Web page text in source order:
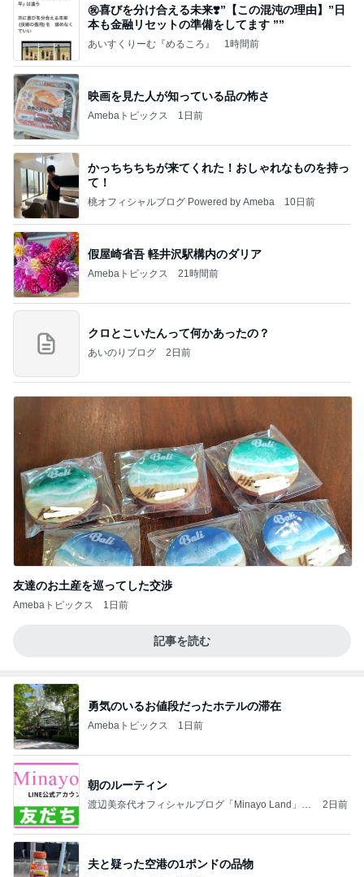
㊗️喜びを分け合える未来❣️”【この混沌の理由】”⽇
本も⾦融リセットの準備をしてます ””
あいすくりーむ『めるころ』 1時間前
映画を見た人が知っている品の怖さ
Amebaトピックス 1日前
かっちちちちが来てくれた！おしゃれなものを持っ
て！
桃オフィシャルブログ Powered by Ameba 10日前
假屋崎省吾 軽井沢駅構内のダリア
Amebaトピックス 21時間前
クロとこいたんって何かあったの？
あいのりブログ 2日前
友達のお土産を巡ってした交渉
Amebaトピックス 1日前
記事を読む
勇気のいるお値段だったホテルの滞在
Amebaトピックス 1日前
朝のルーティン
渡辺美奈代オフィシャルブログ「Minayo Land」P
2日前
夫と疑った空港の1ポンドの品物